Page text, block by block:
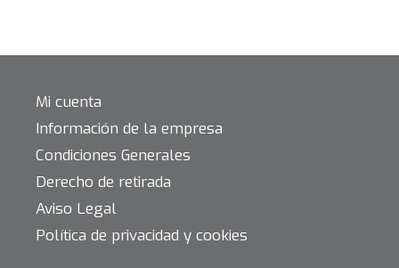
Mi cuenta
Información de la empresa
Condiciones Generales
Derecho de retirada
Aviso Legal
Política de privacidad y cookies